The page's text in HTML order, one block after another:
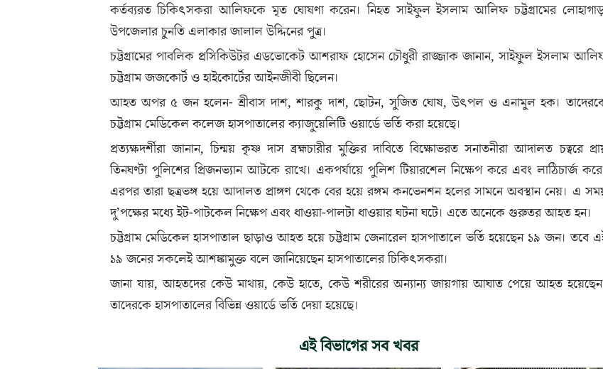
কর্তব্যরত চিকিৎসকরা আলিফকে মৃত ঘোষণা করেন। নিহত সাইফুল ইসলাম আলিফ চট্টগ্রামের
উপজেলার চুনতি এলাকার জালাল উদ্দিনের পুত্র।
চট্টগ্রামের পাবলিক প্রসিকিউটর এডভোকেট আশরাফ হোসেন চৌধুরী রাজ্জাক জানান, সাইফুল ইসলাম
চট্টগ্রাম জজকোর্ট ও হাইকোর্টের আইনজীবী ছিলেন।
আহত অপর ৫ জন হলেন- শ্রীবাস দাশ, শারকু দাশ, ছোটন, সুজিত ঘোষ, উৎপল ও এনামুল হক।
চট্টগ্রাম মেডিকেল কলেজ হাসপাতালের ক্যাজুয়েলিটি ওয়ার্ডে ভর্তি করা হয়েছে।
প্রত্যক্ষদর্শীরা জানান, চিন্ময় কৃষ্ণ দাস ব্রহ্মচারীর মুক্তির দাবিতে বিক্ষোভরত সনাতনীরা আদালত চত্বরে
তিনঘণ্টা পুলিশের প্রিজনভ্যান আটকে রাখে। একপর্যায়ে পুলিশ টিয়ারশেল নিক্ষেপ করে এবং লাঠিচার্জ
এরপর তারা ছত্রভঙ্গ হয়ে আদালত প্রাঙ্গণ থেকে বের হয়ে রঙ্গম কনভেনশন হলের সামনে অবস্থান নেয়। এ
দু’পক্ষের মধ্যে ইট-পাটকেল নিক্ষেপ এবং ধাওয়া-পালটা ধাওয়ার ঘটনা ঘটে। এতে অনেকে গুরুতর আহত হন।
চট্টগ্রাম মেডিকেল হাসপাতাল ছাড়াও আহত হয়ে চট্টগ্রাম জেনারেল হাসপাতালে ভর্তি হয়েছেন ১৯ জন। তবে
১৯ জনের সকলেই আশঙ্কামুক্ত বলে জানিয়েছেন হাসপাতালের চিকিৎসকরা।
জানা যায়, আহতদের কেউ মাথায়, কেউ হাতে, কেউ শরীরের অন্যান্য জায়গায় আঘাত পেয়ে আহত
তাদেরকে হাসপাতালের বিভিন্ন ওয়ার্ডে ভর্তি দেয়া হয়েছে।
এই বিভাগের সব খবর